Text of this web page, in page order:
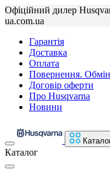
Офіційний дилер
ua.com.ua
Гарантія
Доставка
Оплата
Повернення. Обмін
Договір оферти
Про Husqvarna
Новини
Каталог